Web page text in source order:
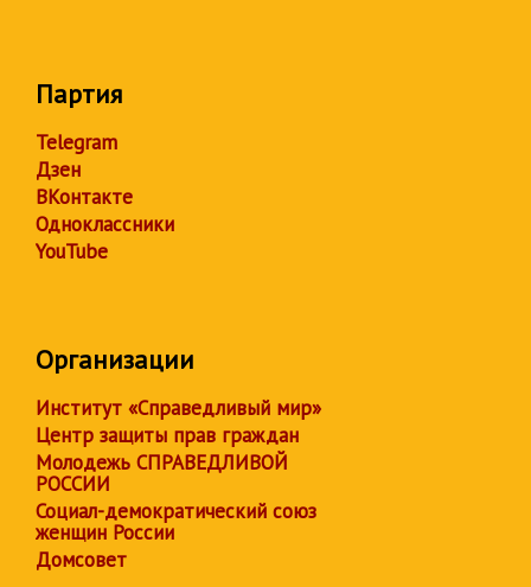
Партия
Telegram
Дзен
ВКонтакте
Одноклассники
YouTube
Организации
Институт «Справедливый мир»
Центр защиты прав граждан
Молодежь СПРАВЕДЛИВОЙ
РОССИИ
Социал-демократический союз
женщин России
Домсовет